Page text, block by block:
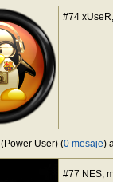
#74 xUseR,
(Power User) (0 mesaje)
#77 NES,